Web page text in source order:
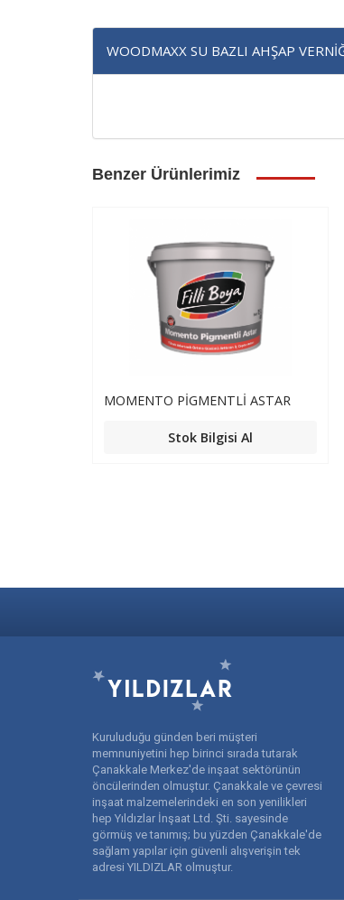
WOODMAXX SU BAZLI AHŞAP
Benzer Ürünlerimiz
MOMENTO PİGMENTLİ ASTAR
Stok Bilgisi Al
Kuruluduğu günden beri müşteri
memnuniyetini hep birinci sırada tutarak
Çanakkale Merkez'de inşaat sektörünün
öncülerinden olmuştur. Çanakkale ve çevresi
inşaat malzemelerindeki en son yenilikleri
hep Yıldızlar İnşaat Ltd. Şti. sayesinde
görmüş ve tanımış; bu yüzden Çanakkale'de
sağlam yapılar için güvenli alışverişin tek
adresi YILDIZLAR olmuştur.